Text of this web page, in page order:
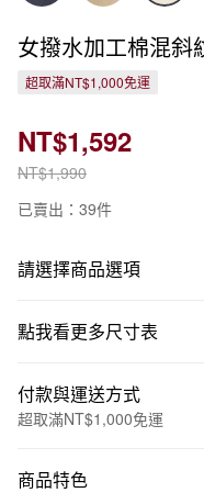
女撥水加工棉混斜
超取滿NT$1,000免運
NT$1,990
NT$1,592
已賣出：39件
請選擇商品選項
點我看更多尺寸表
付款與運送方式
超取滿NT$1,000免運
信用卡一次付款
商品特色